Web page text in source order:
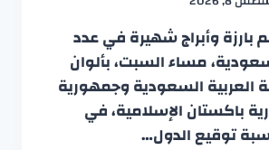
وأبراج شهيرة في عدد
مساء السبت، بألوان
العربية السعودية وجمهورية
باكستان الإسلامية، في
توقيع الدول…